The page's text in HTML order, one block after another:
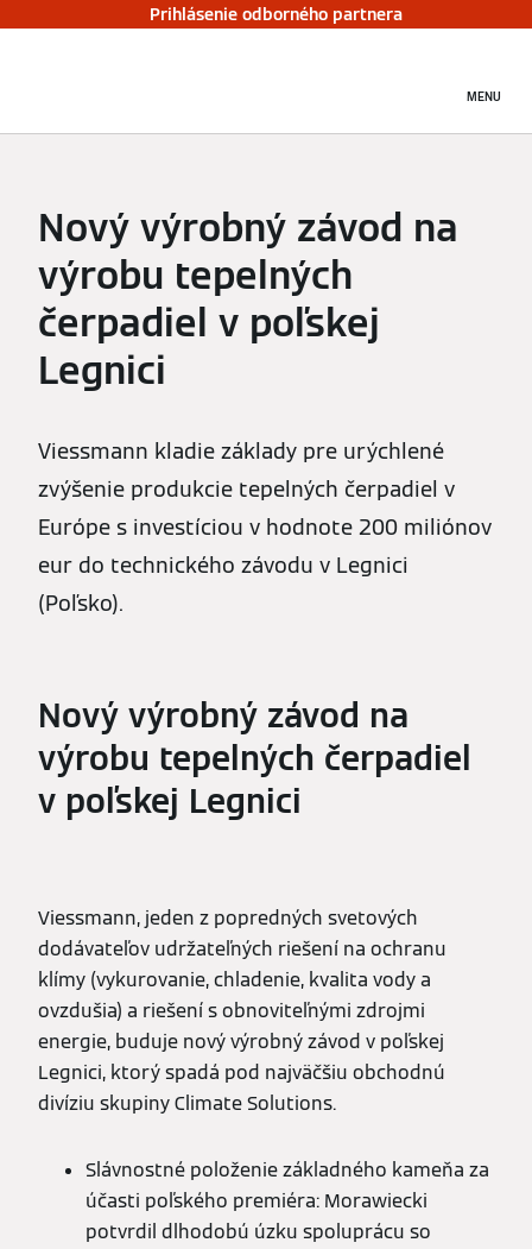
Prihlásenie odborného partnera
MENU
Nový výrobný závod na
výrobu tepelných
čerpadiel v poľskej
Legnici
Viessmann kladie základy pre urýchlené
zvýšenie produkcie tepelných čerpadiel v
Európe s investíciou v hodnote 200 miliónov
eur do technického závodu v Legnici
(Poľsko).
Nový výrobný závod na
výrobu tepelných čerpadiel
v poľskej Legnici
Viessmann, jeden z popredných svetových
dodávateľov udržateľných riešení na ochranu
klímy (vykurovanie, chladenie, kvalita vody a
ovzdušia) a riešení s obnoviteľnými zdrojmi
energie, buduje nový výrobný závod v poľskej
Legnici, ktorý spadá pod najväčšiu obchodnú
divíziu skupiny Climate Solutions.
Slávnostné položenie základného kameňa za
účasti poľského premiéra: Morawiecki
potvrdil dlhodobú úzku spoluprácu so